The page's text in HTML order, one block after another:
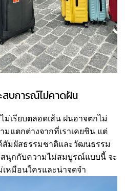
สบการณ์ไม่คาดฝัน
ม่เรียบตลอดเส้น ฝนอาจตกไม่
มแตกต่างจากที่เราเคยชิน แต่
สัมผัสธรรมชาติและวัฒนธรรม
สนุกกับความไม่สมบูรณ์แบบนี้ จะ
หมือนใครและน่าจดจำ